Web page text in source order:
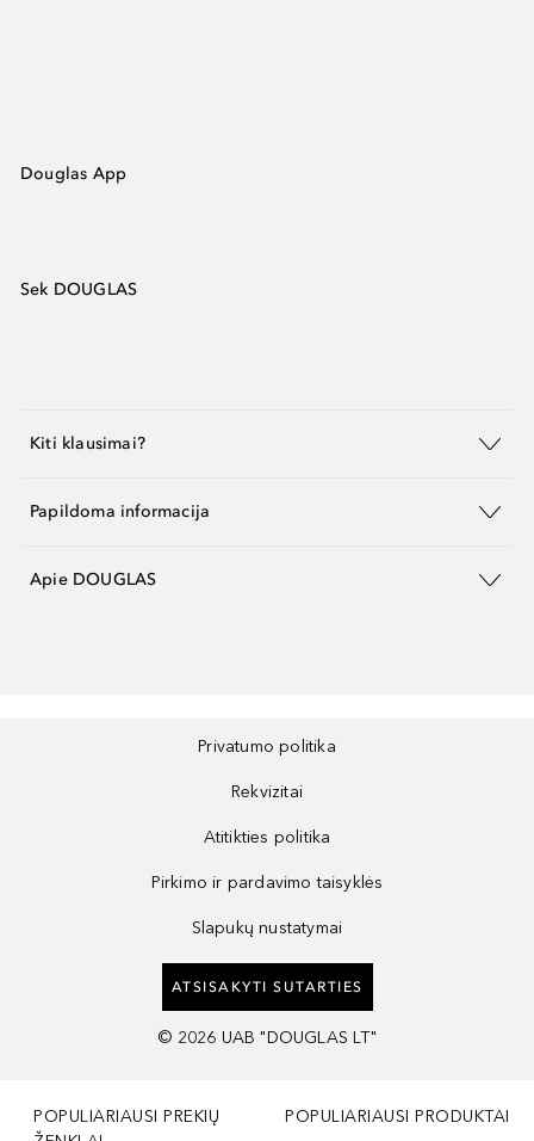
Douglas App
Sek DOUGLAS
Kiti klausimai?
Papildoma informacija
Apie DOUGLAS
Privatumo politika
Rekvizitai
Atitikties politika
Pirkimo ir pardavimo taisyklės
Slapukų nustatymai
ATSISAKYTI SUTARTIES
© 2026 UAB "DOUGLAS LT"
POPULIARIAUSI PREKIŲ
POPULIARIAUSI PRODUKTAI